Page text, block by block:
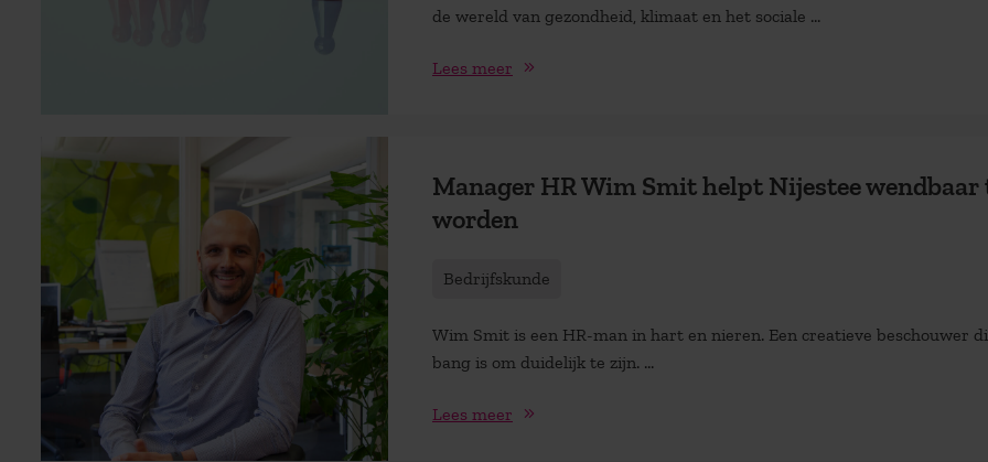
de wereld van gezondheid, klimaat en het sociale ...
Lees meer
Manager HR Wim Smit helpt Nijestee wendbaar
worden
Bedrijfskunde
Wim Smit is een HR-man in hart en nieren. Een creatieve beschouwer
bang is om duidelijk te zijn. ...
Lees meer